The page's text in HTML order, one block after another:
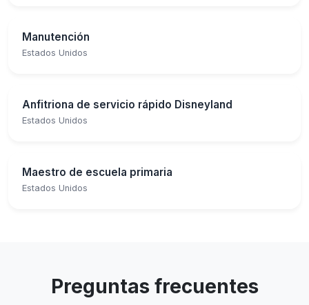
Manutención
Estados Unidos
Anfitriona de servicio rápido Disneyland
Estados Unidos
Maestro de escuela primaria
Estados Unidos
Preguntas frecuentes